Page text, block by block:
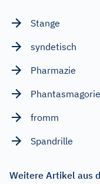
Stange
syndetisch
Pharmazie
Phantasmagorie
fromm
Spandrille
Weitere Artikel aus